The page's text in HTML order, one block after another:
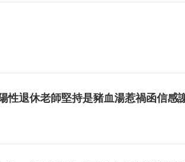
性退休老師堅持是豬血湯惹禍函信感